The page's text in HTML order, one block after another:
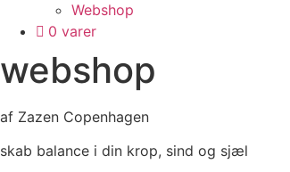
Webshop
0 varer
webshop
af Zazen Copenhagen
skab balance i din krop, sind og sjæl